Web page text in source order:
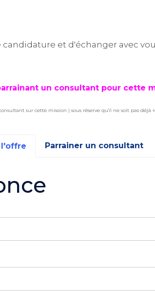
et d'échanger avec
un consultant pour cette
sur cette mission | sous réserve qu'il ne soit pas déjà
l'offre Parrainer un consultant